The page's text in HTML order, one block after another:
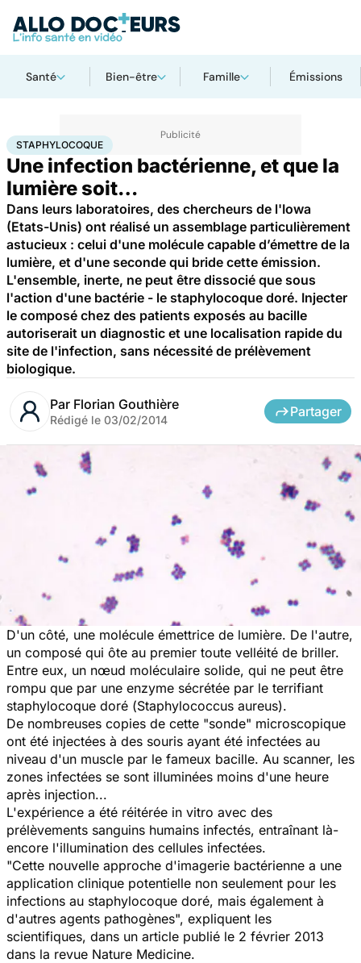
Santé Bien-être Famille Émissions
AccueilSantéStaphylocoque
STAPHYLOCOQUE
Une infection bactérienne, et que la
lumière soit…
Dans leurs laboratoires, des chercheurs de l'Iowa
(Etats-Unis) ont réalisé un assemblage particulièrement
astucieux : celui d'une molécule capable d’émettre de la
lumière, et d'une seconde qui bride cette émission.
L'ensemble, inerte, ne peut être dissocié que sous
l'action d'une bactérie - le staphylocoque doré. Injecter
le composé chez des patients exposés au bacille
autoriserait un diagnostic et une localisation rapide du
site de l'infection, sans nécessité de prélèvement
biologique.
Par Florian Gouthière
Rédigé le 03/02/2014
Partager
D'un côté, une molécule émettrice de lumière. De l'autre,
un composé qui ôte au premier toute velléité de briller.
Entre eux, un nœud moléculaire solide, qui ne peut être
rompu que par une enzyme sécrétée par le terrifiant
staphylocoque doré (Staphylococcus aureus).
De nombreuses copies de cette "sonde" microscopique
ont été injectées à des souris ayant été infectées au
niveau d'un muscle par le fameux bacille. Au scanner, les
zones infectées se sont illuminées moins d'une heure
après injection...
L'expérience a été réitérée in vitro avec des
prélèvements sanguins humains infectés, entraînant là-
encore l'illumination des cellules infectées.
"Cette nouvelle approche d'imagerie bactérienne a une
application clinique potentielle non seulement pour les
infections au staphylocoque doré, mais également à
d'autres agents pathogènes", expliquent les
scientifiques, dans un article publié le 2 février 2013
dans la revue Nature Medicine.